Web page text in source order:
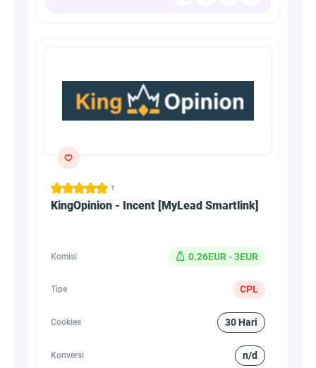
1
KingOpinion - Incent [MyLead Smartlink]
Komisi 0.26EUR - 3EUR
Tipe CPL
Cookies 30 Hari
Konversi n/d